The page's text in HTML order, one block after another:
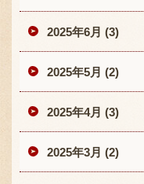
2025年6月 (3)
2025年5月 (2)
2025年4月 (3)
2025年3月 (2)